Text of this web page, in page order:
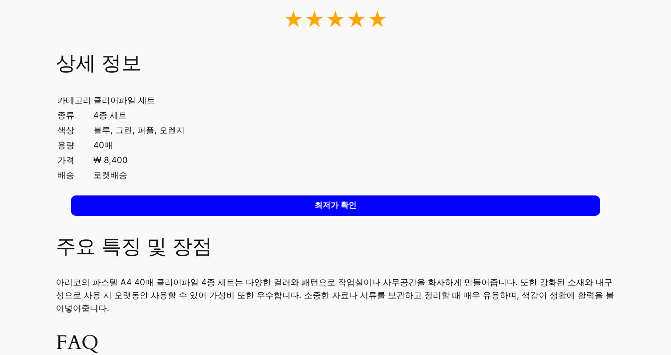
★★★★★
상세 정보
카테고리 클리어파일 세트
종류
4종 세트
색상
블루, 그린, 퍼플, 오렌지
용량
40매
가격
₩ 8,400
배송
로켓배송
최저가 확인
주요 특징 및 장점
아리코의 파스텔 A4 40매 클리어파일 4종 세트는 다양한 컬러와 패턴으로 작업실이나 사무공간을 화사하게 만들어줍니다. 또한 강화된 소재와 내구
성으로 사용 시 오랫동안 사용할 수 있어 가성비 또한 우수합니다. 소중한 자료나 서류를 보관하고 정리할 때 매우 유용하며, 색감이 생활에 활력을 불
어넣어줍니다.
FAQ